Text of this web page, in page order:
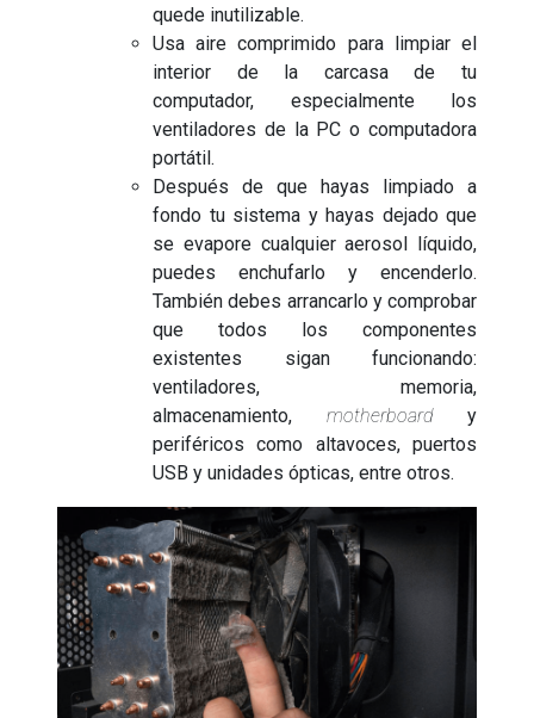
quede inutilizable.
Usa aire comprimido para limpiar el
interior de la carcasa de tu
computador, especialmente los
ventiladores de la PC o computadora
portátil.
Después de que hayas limpiado a
fondo tu sistema y hayas dejado que
se evapore cualquier aerosol líquido,
puedes enchufarlo y encenderlo.
También debes arrancarlo y comprobar
que todos los componentes
existentes sigan funcionando:
ventiladores, memoria,
almacenamiento, motherboardy
periféricos como altavoces, puertos
USB y unidades ópticas, entre otros.